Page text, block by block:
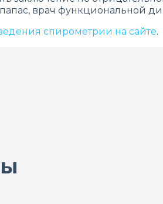
врач функциональной
спирометрии на сайте.